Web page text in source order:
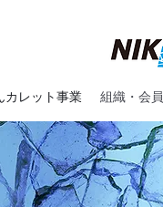
カレット事業 組織・会員